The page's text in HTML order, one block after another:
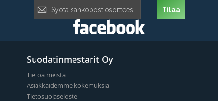
uutiskirje:
Tilaa
Suodatinmestarit Oy
Tietoa meistä
Asiakkaidemme kokemuksia
Tietosuojaseloste